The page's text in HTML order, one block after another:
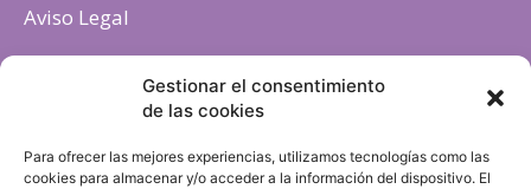
Gestionar el consentimiento
de las cookies
Para ofrecer las mejores experiencias, utilizamos tecnologías como las
cookies para almacenar y/o acceder a la información del dispositivo. El
Aviso Legal
Política de cookies